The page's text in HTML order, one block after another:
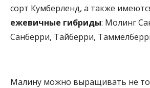
сорт Кумберленд, а также
ежевичные гибриды: Молинг
Санберри, Тайберри,
Малину можно выращивать не